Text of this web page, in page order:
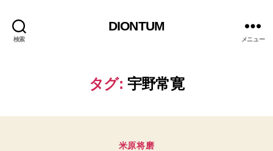
検索
DIONTUM
メニュー
タグ: 宇野常寛
カ
米原将磨